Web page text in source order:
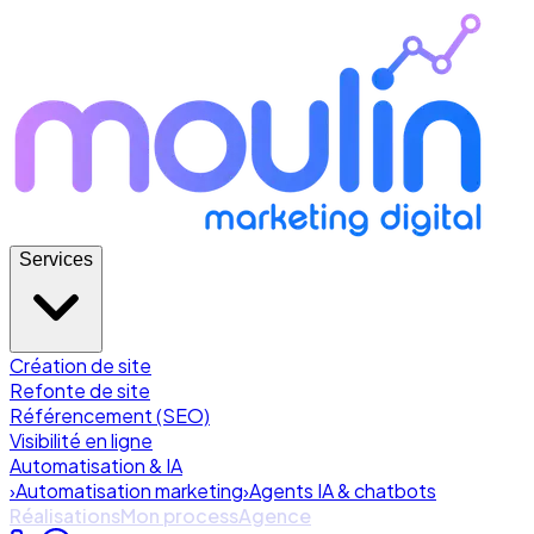
Services
Création de site
Refonte de site
Référencement (SEO)
Visibilité en ligne
Automatisation & IA
›Automatisation marketing›Agents IA & chatbots
RéalisationsMon processAgence